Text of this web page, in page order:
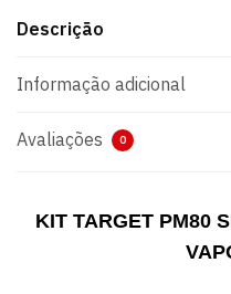
Descrição
Informação adicional
Avaliações 0
KIT TARGET PM80